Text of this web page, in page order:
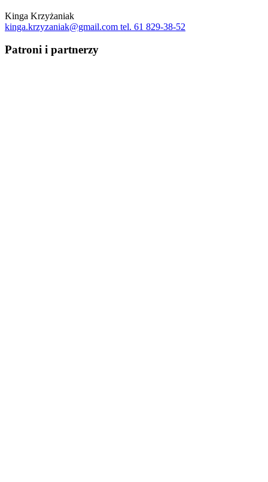
Kinga Krzyżaniak
kinga.krzyzaniak@gmail.com tel. 61 829-38-52
Patroni i partnerzy